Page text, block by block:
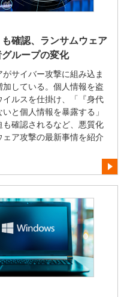
も確認、ランサムウェア
ループの変化
サイバー攻撃に組み込ま
している。個人情報を盗
イルスを仕掛け、「『身代
と個人情報を暴露する」
も確認されるなど、悪質化
ア攻撃の最新事情を紹介